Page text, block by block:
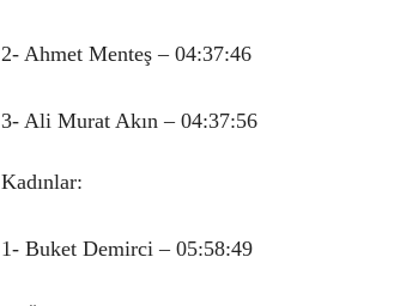
2- Ahmet Menteş – 04:37:46
3- Ali Murat Akın – 04:37:56
Kadınlar:
1- Buket Demirci – 05:58:49